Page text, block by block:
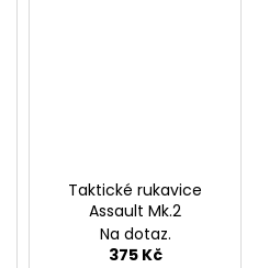
Taktické rukavice
Assault Mk.2
Na dotaz.
375 Kč